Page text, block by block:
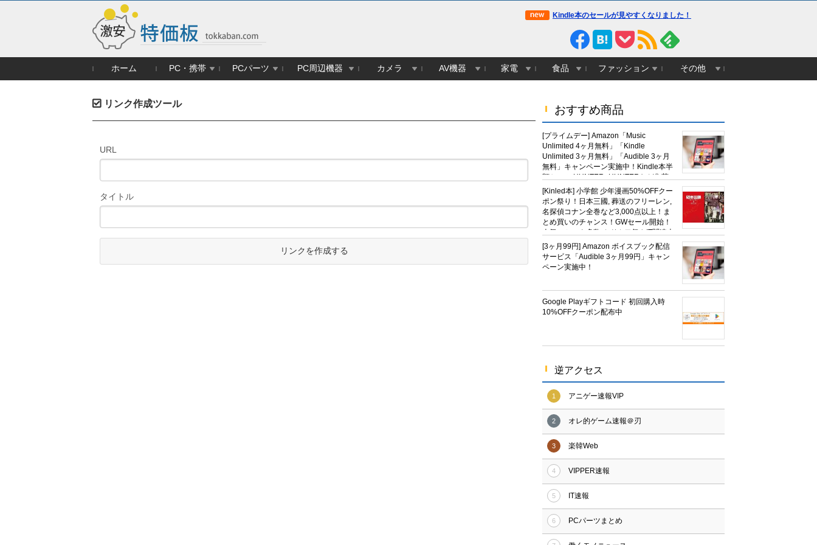
Kindle本のセールが見やすくなりました！
ホーム PC・携帯 PCパーツ PC周辺機器 カメラ AV機器 家電 食品 ファッション その他
おすすめ商品
[プライムデー] Amazon「Music
Unlimited 4ヶ月無料」「Kindle
Unlimited 3ヶ月無料」「Audible 3ヶ月
無料」キャンペーン実施中！Kindle本半
額セール HUNTER×HUNTERなど集英
社、無職転生,幼女戦記など
KADOKAWA、キャプテン翼100円セー
ルも！
[Kinled本] 小学館 少年漫画50%OFFクー
ポン祭り！日本三國, 葬送のフリーレン,
名探偵コナン全巻など3,000点以上！ま
とめ買いのチャンス！GWセール開始！
人気コミック多数 カドカワ祭やIT関連本
がセールに！
[3ヶ月99円] Amazon ボイスブック配信
サービス「Audible 3ヶ月99円」キャン
ペーン実施中！
Google Playギフトコード 初回購入時
10%OFFクーポン配布中
逆アクセス
1 アニゲー速報VIP
2 オレ的ゲーム速報＠刃
3 楽韓Web
4 VIPPER速報
5 IT速報
6 PCパーツまとめ
リンク作成ツール
URL
タイトル
リンクを作成する